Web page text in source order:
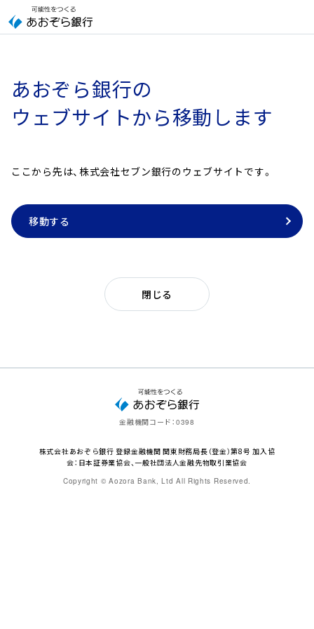
あおぞら銀行の
ウェブサイトから移動します
ここから先は、株式会社セブン銀行のウェブサイトです。
移動する
閉じる
金融機関コード： 0398
株式会社あおぞら銀行 登録金融機関 関東財務局長（登金）第8号 加入協
会：日本証券業協会、一般社団法人金融先物取引業協会
Copyright © Aozora Bank, Ltd All Rights Reserved.